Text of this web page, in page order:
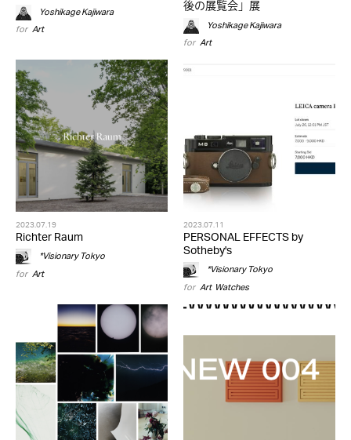
Yoshikage Kajiwara
for Art
後の展覧会」展
Yoshikage Kajiwara
for Art
2023.07.19
Richter Raum
*Visionary Tokyo
for Art
2023.07.11
PERSONAL EFFECTS by
Sotheby's
*Visionary Tokyo
for Art, Watches